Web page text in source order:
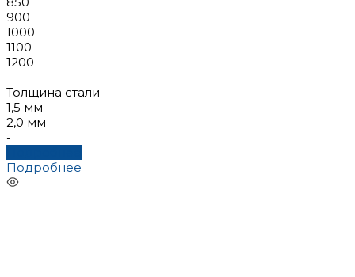
900
1000
1100
1200
-
Толщина стали
1,5 мм
2,0 мм
-
Подробнее